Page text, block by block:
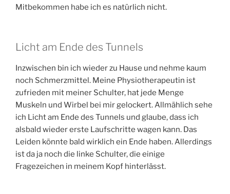
Mitbekommen habe ich es natürlich nicht.
Licht am Ende des Tunnels
Inzwischen bin ich wieder zu Hause und nehme kaum
noch Schmerzmittel. Meine Physiotherapeutin ist
zufrieden mit meiner Schulter, hat jede Menge
Muskeln und Wirbel bei mir gelockert. Allmählich sehe
ich Licht am Ende des Tunnels und glaube, dass ich
alsbald wieder erste Laufschritte wagen kann. Das
Leiden könnte bald wirklich ein Ende haben. Allerdings
ist da ja noch die linke Schulter, die einige
Fragezeichen in meinem Kopf hinterlässt.